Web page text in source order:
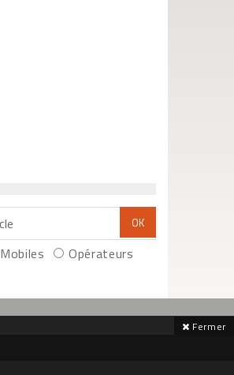
Mobiles Opérateurs
Fermer